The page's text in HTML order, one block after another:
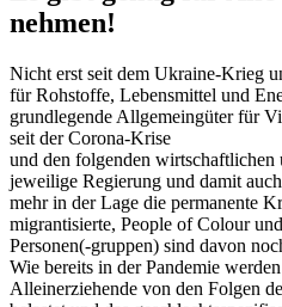
nehmen!
Nicht erst seit dem Ukraine-Krieg
für Rohstoffe, Lebensmittel und
grundlegende Allgemeingüter für
seit der Corona-Krise
und den folgenden wirtschaftlichen
jeweilige Regierung und damit
mehr in der Lage die permanente
migrantisierte, People of Colour
Personen(-gruppen) sind davon
Wie bereits in der Pandemie
Alleinerziehende von den Folgen